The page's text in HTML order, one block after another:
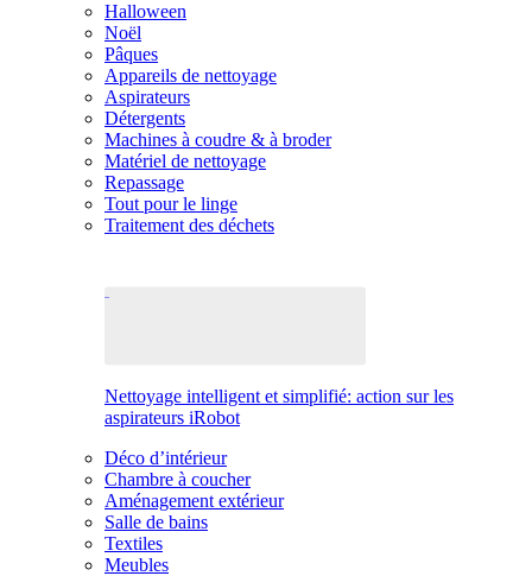
Halloween
Noël
Pâques
Appareils de nettoyage
Aspirateurs
Détergents
Machines à coudre & à broder
Matériel de nettoyage
Repassage
Tout pour le linge
Traitement des déchets
Nettoyage intelligent et simplifié: action sur les
aspirateurs iRobot
Déco d’intérieur
Chambre à coucher
Aménagement extérieur
Salle de bains
Textiles
Meubles